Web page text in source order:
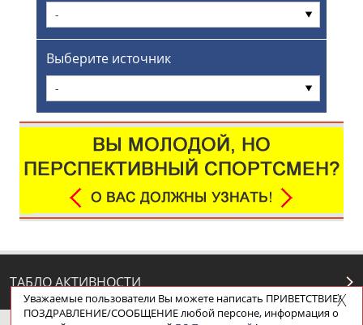
-
Выберите источник
-
ТАБЛО АКТИВНОСТИ
Уважаемые пользователи Вы можете написать ПРИВЕТСТВИЕ/
ПОЗДРАВЛЕНИЕ/СООБЩЕНИЕ любой персоне, информация о